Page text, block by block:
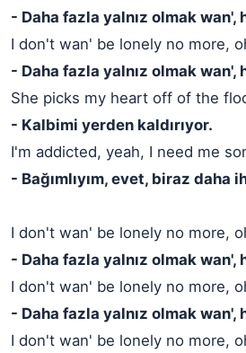
- Daha fazla yalnız olmak wan',
I don't wan' be lonely no more,
- Daha fazla yalnız olmak wan',
She picks my heart off of the
- Kalbimi yerden kaldırıyor.
I'm addicted, yeah, I need me
- Bağımlıyım, evet, biraz daha
I don't wan' be lonely no more,
- Daha fazla yalnız olmak wan',
I don't wan' be lonely no more,
- Daha fazla yalnız olmak wan',
I don't wan' be lonely no more,